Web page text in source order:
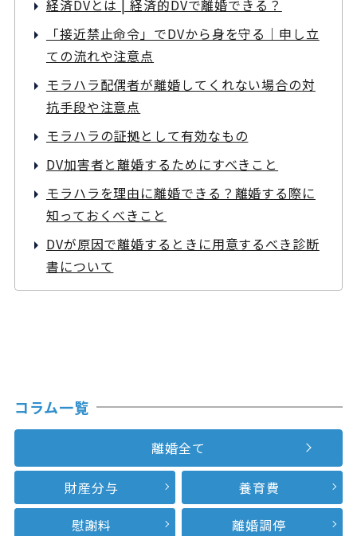
経済DVとは | 経済的DVで離婚できる？
「接近禁止命令」でDVから身を守る｜申し立
ての流れや注意点
モラハラ配偶者が離婚してくれない場合の対
抗手段や注意点
モラハラの証拠として有効なもの
DV加害者と離婚するためにすべきこと
モラハラを理由に離婚できる？離婚する際に
知っておくべきこと
DVが原因で離婚するときに用意するべき診断
書について
コラム一覧
離婚全て
財産分与
養育費
慰謝料
離婚調停